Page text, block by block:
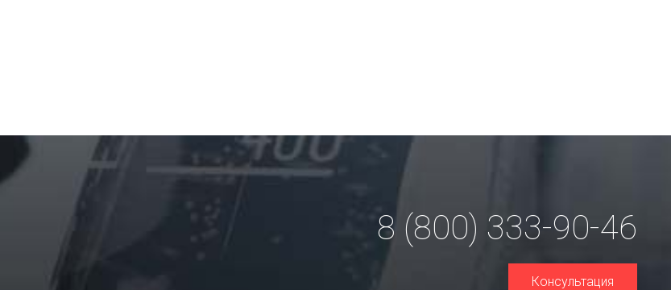
8 (800) 333-90-46
Консультация